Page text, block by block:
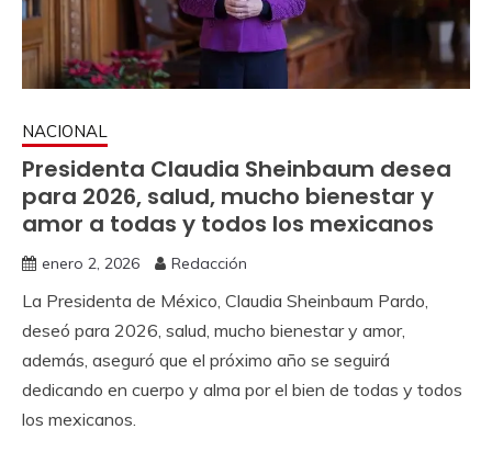
NACIONAL
Presidenta Claudia Sheinbaum desea
para 2026, salud, mucho bienestar y
amor a todas y todos los mexicanos
enero 2, 2026 Redacción
La Presidenta de México, Claudia Sheinbaum Pardo,
deseó para 2026, salud, mucho bienestar y amor,
además, aseguró que el próximo año se seguirá
dedicando en cuerpo y alma por el bien de todas y todos
los mexicanos.